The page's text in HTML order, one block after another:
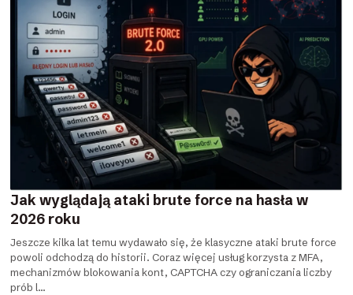
Jak wyglądają ataki brute force na hasła w
2026 roku
Jeszcze kilka lat temu wydawało się, że klasyczne ataki brute force
powoli odchodzą do historii. Coraz więcej usług korzysta z MFA,
mechanizmów blokowania kont, CAPTCHA czy ograniczania liczby
prób l...